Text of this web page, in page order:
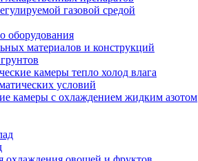
газовой средой
оборудования
материалов и конструкций
камеры тепло холод влага
условий
камеры с охлаждением жидким азотом